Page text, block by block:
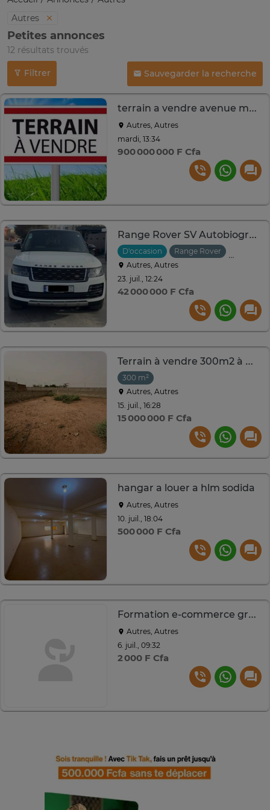
Autres
Petites annonces
12 résultats trouvés
Filtrer Sauvegarder la recherche
terrain a vendre avenue malick sy
Autres, Autres
mardi, 13:34
900 000 000 F Cfa
Range Rover SV Autobiography - modele 2020 / fully loaded
D'occasion Range Rover
Autres, Autres
23. juil., 12:24
42 000 000 F Cfa
Terrain à vendre 300m2 à mbour campement NGUÈKHOKH
300 m²
Autres, Autres
15. juil., 16:28
15 000 000 F Cfa
hangar a louer a hlm sodida
Autres, Autres
10. juil., 18:04
500 000 F Cfa
Formation e-commerce gratuite pour booster vos ventes
Autres, Autres
6. juil., 09:32
2 000 F Cfa